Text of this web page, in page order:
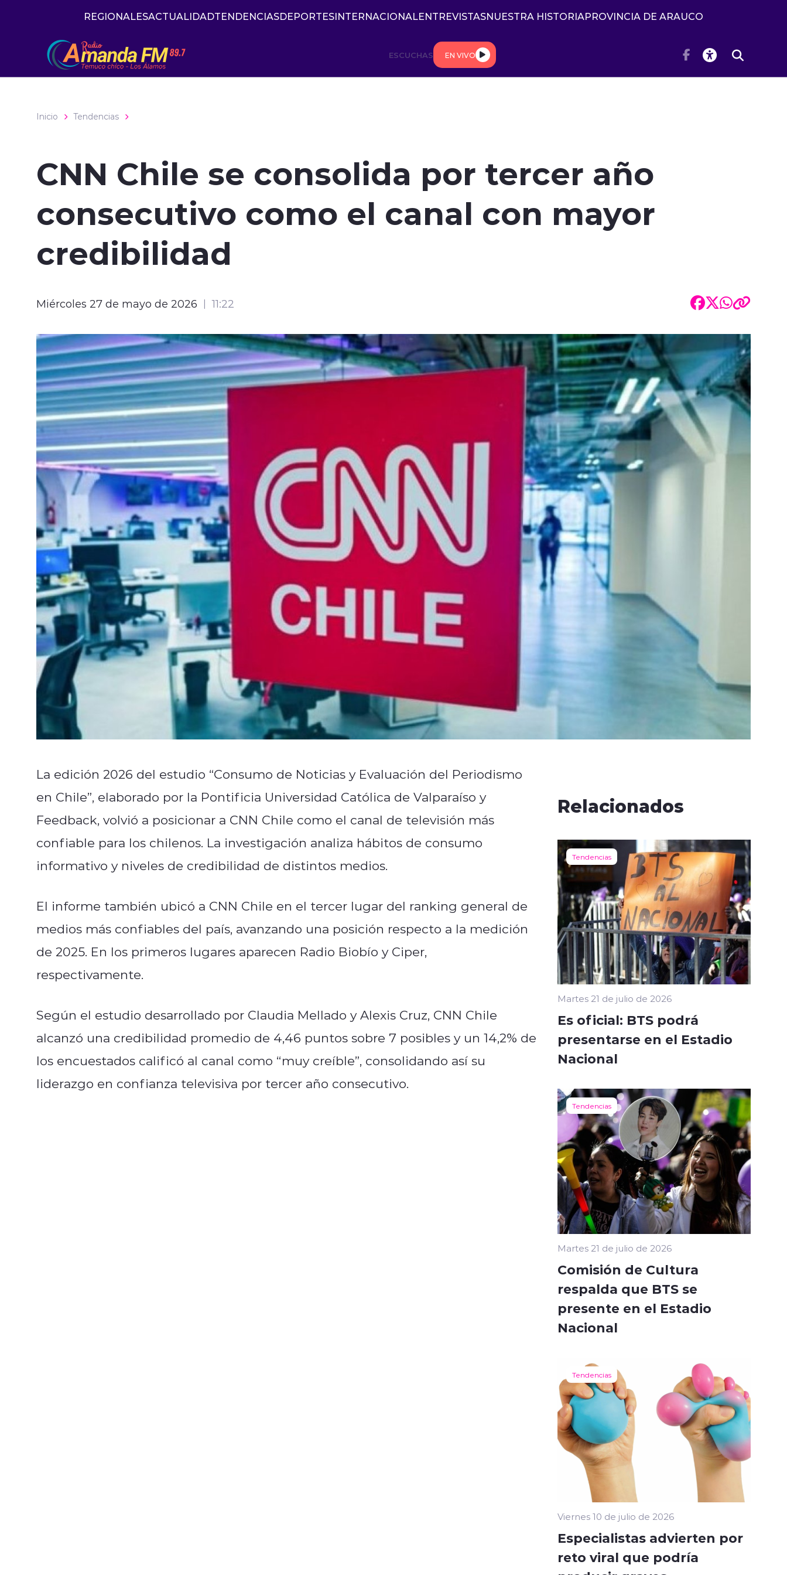
REGIONALESACTUALIDADTENDENCIASDEPORTESINTERNACIONALENTREVISTASNUESTRA HISTORIAPROVINCIA DE ARAUCO
ESCUCHAS EN VIVO
Inicio Tendencias
CNN Chile se consolida por tercer año
consecutivo como el canal con mayor
credibilidad
Miércoles 27 de mayo de 2026 11:22
La edición 2026 del estudio “Consumo de Noticias y Evaluación del Periodismo
en Chile”, elaborado por la Pontificia Universidad Católica de Valparaíso y
Feedback, volvió a posicionar a CNN Chile como el canal de televisión más
confiable para los chilenos. La investigación analiza hábitos de consumo
informativo y niveles de credibilidad de distintos medios.
El informe también ubicó a CNN Chile en el tercer lugar del ranking general de
medios más confiables del país, avanzando una posición respecto a la medición
de 2025. En los primeros lugares aparecen Radio Biobío y Ciper,
respectivamente.
Según el estudio desarrollado por Claudia Mellado y Alexis Cruz, CNN Chile
alcanzó una credibilidad promedio de 4,46 puntos sobre 7 posibles y un 14,2% de
los encuestados calificó al canal como “muy creíble”, consolidando así su
liderazgo en confianza televisiva por tercer año consecutivo.
Relacionados
Tendencias
Martes 21 de julio de 2026
Es oficial: BTS podrá
presentarse en el Estadio
Nacional
Tendencias
Martes 21 de julio de 2026
Comisión de Cultura
respalda que BTS se
presente en el Estadio
Nacional
Tendencias
Viernes 10 de julio de 2026
Especialistas advierten por
reto viral que podría